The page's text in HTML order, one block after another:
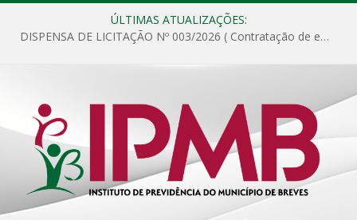
ÚLTIMAS ATUALIZAÇÕES:
DISPENSA DE LICITAÇÃO Nº 003/2026 ( Contratação de empresa para fornecimento de gêneros alimentícios não perecíveis, materiais de expediente, descartáveis, copa e cozinha, para análise e posterior publicação.)